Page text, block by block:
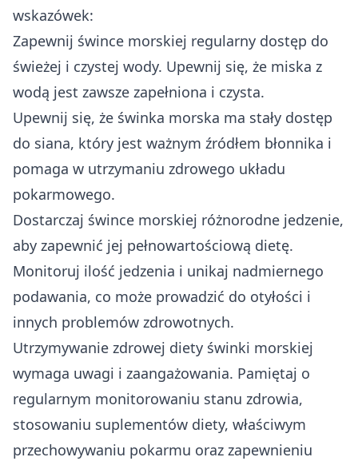
wskazówek:
Zapewnij śwince morskiej regularny dostęp do
świeżej i czystej wody. Upewnij się, że miska z
wodą jest zawsze zapełniona i czysta.
Upewnij się, że świnka morska ma stały dostęp
do siana, który jest ważnym źródłem błonnika i
pomaga w utrzymaniu zdrowego układu
pokarmowego.
Dostarczaj śwince morskiej różnorodne jedzenie,
aby zapewnić jej pełnowartościową dietę.
Monitoruj ilość jedzenia i unikaj nadmiernego
podawania, co może prowadzić do otyłości i
innych problemów zdrowotnych.
Utrzymywanie zdrowej diety świnki morskiej
wymaga uwagi i zaangażowania. Pamiętaj o
regularnym monitorowaniu stanu zdrowia,
stosowaniu suplementów diety, właściwym
przechowywaniu pokarmu oraz zapewnieniu